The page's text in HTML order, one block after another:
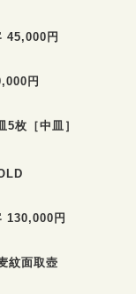
45,000円
円
5枚［中皿］
130,000円
紋面取壺